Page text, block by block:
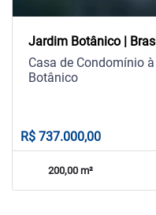
Jardim Botânico |
Casa de Condomínio
Botânico
R$ 737.000,00
200,00 m²